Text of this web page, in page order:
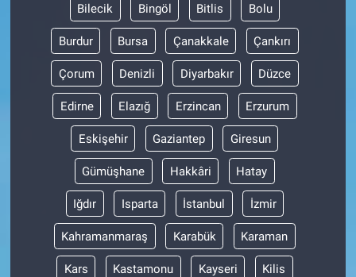
Bilecik Bingöl Bitlis Bolu
Burdur Bursa Çanakkale Çankırı
Çorum Denizli Diyarbakır Düzce
Edirne Elazığ Erzincan Erzurum
Eskişehir Gaziantep Giresun
Gümüşhane Hakkâri Hatay
Iğdır Isparta İstanbul İzmir
Kahramanmaraş Karabük Karaman
Kars Kastamonu Kayseri Kilis